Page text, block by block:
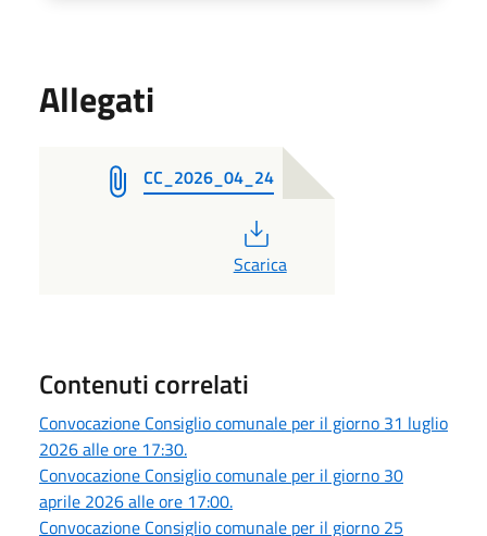
Allegati
CC_2026_04_24
Scarica
Contenuti correlati
Convocazione Consiglio comunale per il giorno 31 luglio
2026 alle ore 17:30.
Convocazione Consiglio comunale per il giorno 30
aprile 2026 alle ore 17:00.
Convocazione Consiglio comunale per il giorno 25